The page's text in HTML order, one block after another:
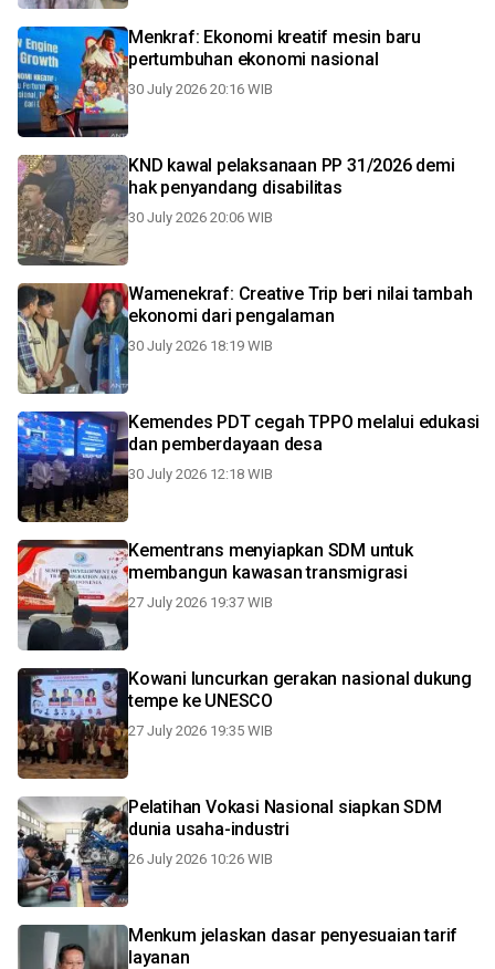
Menkraf: Ekonomi kreatif mesin baru
pertumbuhan ekonomi nasional
30 July 2026 20:16 WIB
KND kawal pelaksanaan PP 31/2026 demi
hak penyandang disabilitas
30 July 2026 20:06 WIB
Wamenekraf: Creative Trip beri nilai tambah
ekonomi dari pengalaman
30 July 2026 18:19 WIB
Kemendes PDT cegah TPPO melalui edukasi
dan pemberdayaan desa
30 July 2026 12:18 WIB
Kementrans menyiapkan SDM untuk
membangun kawasan transmigrasi
27 July 2026 19:37 WIB
Kowani luncurkan gerakan nasional dukung
tempe ke UNESCO
27 July 2026 19:35 WIB
Pelatihan Vokasi Nasional siapkan SDM
dunia usaha-industri
26 July 2026 10:26 WIB
Menkum jelaskan dasar penyesuaian tarif
layanan